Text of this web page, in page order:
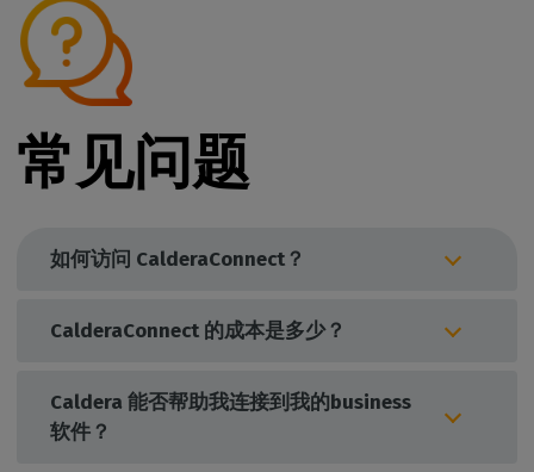
常见问题
如何访问 CalderaConnect？
CalderaConnect 的成本是多少？
Caldera 能否帮助我连接到我的business
软件？